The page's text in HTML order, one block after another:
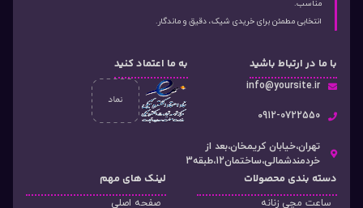
مناسب.
انتخابی مطمئن برای خریدی شیک، دقیق و ماندگار.
با ما در ارتباط باشید
info@yoursite.ir
۰912-0722550
تهران،خیابان کریمخان،بعد از
خردمندشمالی،ساختمان12،طبقه3
به ما اعتماد کنید
دسته‌ بندی محصولات
ساعت مچی زنانه
لینک های مهم
صفحه اصلی